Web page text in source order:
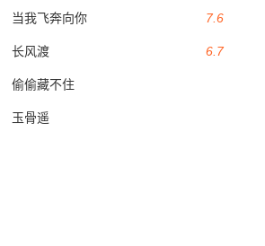
7.6
当我飞奔向你
6.7
长风渡
偷偷藏不住
玉骨遥